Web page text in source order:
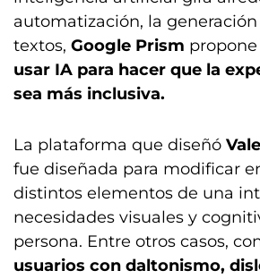
automatización, la
textos, Google Prism
usar IA para hacer que la
sea más inclusiva.
La plataforma que diseñó
fue diseñada para modificar
distintos elementos de una
necesidades visuales y
persona. Entre otros casos,
usuarios con daltonismo,